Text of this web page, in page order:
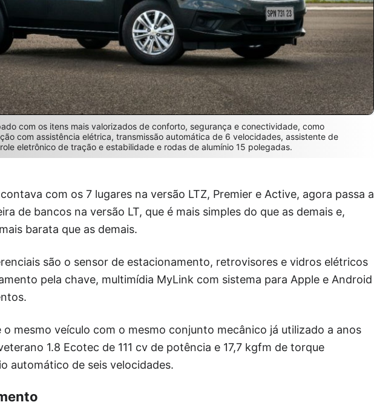
com os itens mais valorizados de conforto, segurança e conectividade, como
com assistência elétrica, transmissão automática de 6 velocidades, assistente de
eletrônico de tração e estabilidade e rodas de alumínio 15 polegadas.
com os 7 lugares na versão LTZ, Premier e Active, agora passa a
de bancos na versão LT, que é mais simples do que as demais e,
barata que as demais.
são o sensor de estacionamento, retrovisores e vidros elétricos
pela chave, multimídia MyLink com sistema para Apple e Android
o mesmo veículo com o mesmo conjunto mecânico já utilizado a anos
1.8 Ecotec de 111 cv de potência e 17,7 kgfm de torque
automático de seis velocidades.